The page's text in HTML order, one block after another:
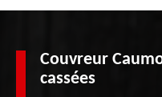
Couvreur
cassées